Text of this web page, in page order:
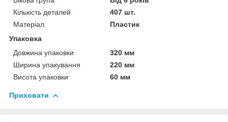
Кількість деталей
407 шт.
Матеріал
Пластик
Упаковка
Довжина упаковки
320 мм
Ширина упакування
220 мм
Висота упаковки
60 мм
Приховати